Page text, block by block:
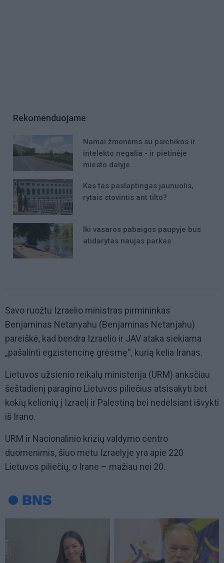
Rekomenduojame
Namai žmonėms su psichikos ir
intelekto negalia - ir pietinėje
miesto dalyje
Kas tas paslaptingas jaunuolis,
rytais stovintis ant tilto?
Iki vasaros pabaigos paupyje bus
atidarytas naujas parkas
Savo ruožtu Izraelio ministras pirmininkas
Benjaminas Netanyahu (Benjaminas Netanjahu)
pareiškė, kad bendra Izraelio ir JAV ataka siekiama
„pašalinti egzistencinę grėsmę“, kurią kelia Iranas.
Lietuvos užsienio reikalų ministerija (URM) anksčiau
šeštadienį paragino Lietuvos piliečius atsisakyti bet
kokių kelionių į Izraelį ir Palestiną bei nedelsiant išvykti
iš Irano.
URM ir Nacionalinio krizių valdymo centro
duomenimis, šiuo metu Izraelyje yra apie 220
Lietuvos piliečių, o Irane – mažiau nei 20.